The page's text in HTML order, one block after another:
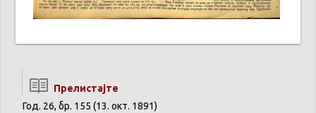
Прелистајте
Год. 26, бр. 155 (13. окт. 1891)